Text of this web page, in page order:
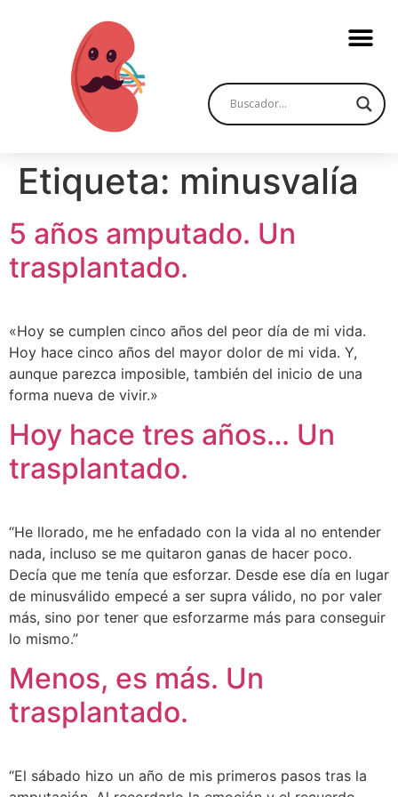
Etiqueta: minusvalía
5 años amputado. Un
trasplantado.
«Hoy se cumplen cinco años del peor día de mi vida.
Hoy hace cinco años del mayor dolor de mi vida. Y,
aunque parezca imposible, también del inicio de una
forma nueva de vivir.»
Hoy hace tres años… Un
trasplantado.
“He llorado, me he enfadado con la vida al no entender
nada, incluso se me quitaron ganas de hacer poco.
Decía que me tenía que esforzar. Desde ese día en lugar
de minusválido empecé a ser supra válido, no por valer
más, sino por tener que esforzarme más para conseguir
lo mismo.”
Menos, es más. Un
trasplantado.
“El sábado hizo un año de mis primeros pasos tras la